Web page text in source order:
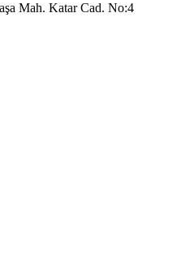
Mah. Katar Cad. No:4